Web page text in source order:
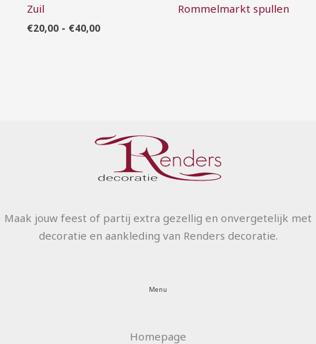
Zuil
€20,00 - €40,00
Rommelmarkt spullen
Maak jouw feest of partij extra gezellig en onvergetelijk met
decoratie en aankleding van Renders decoratie.
Menu
Homepage